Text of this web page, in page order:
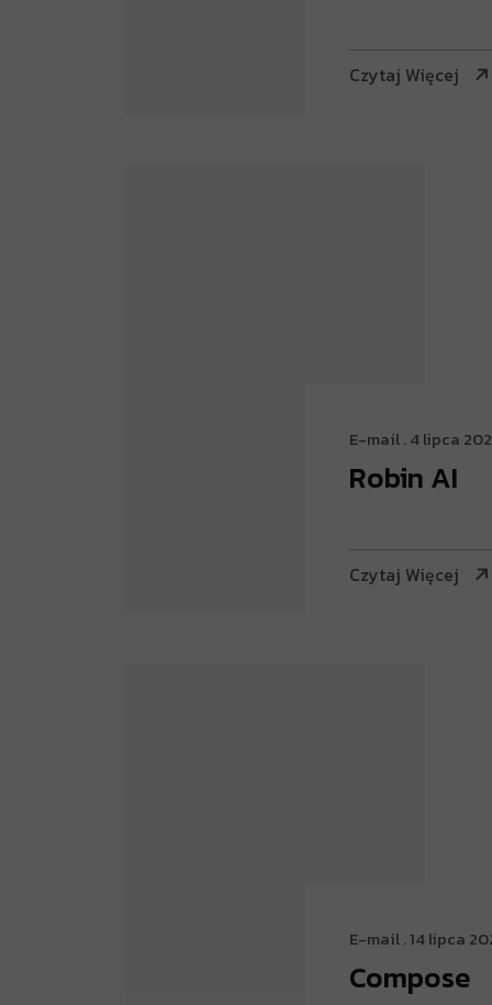
Czytaj Więcej
E-mail. 4 lipca
Robin AI
Czytaj Więcej
E-mail. 14 lipca
Compose